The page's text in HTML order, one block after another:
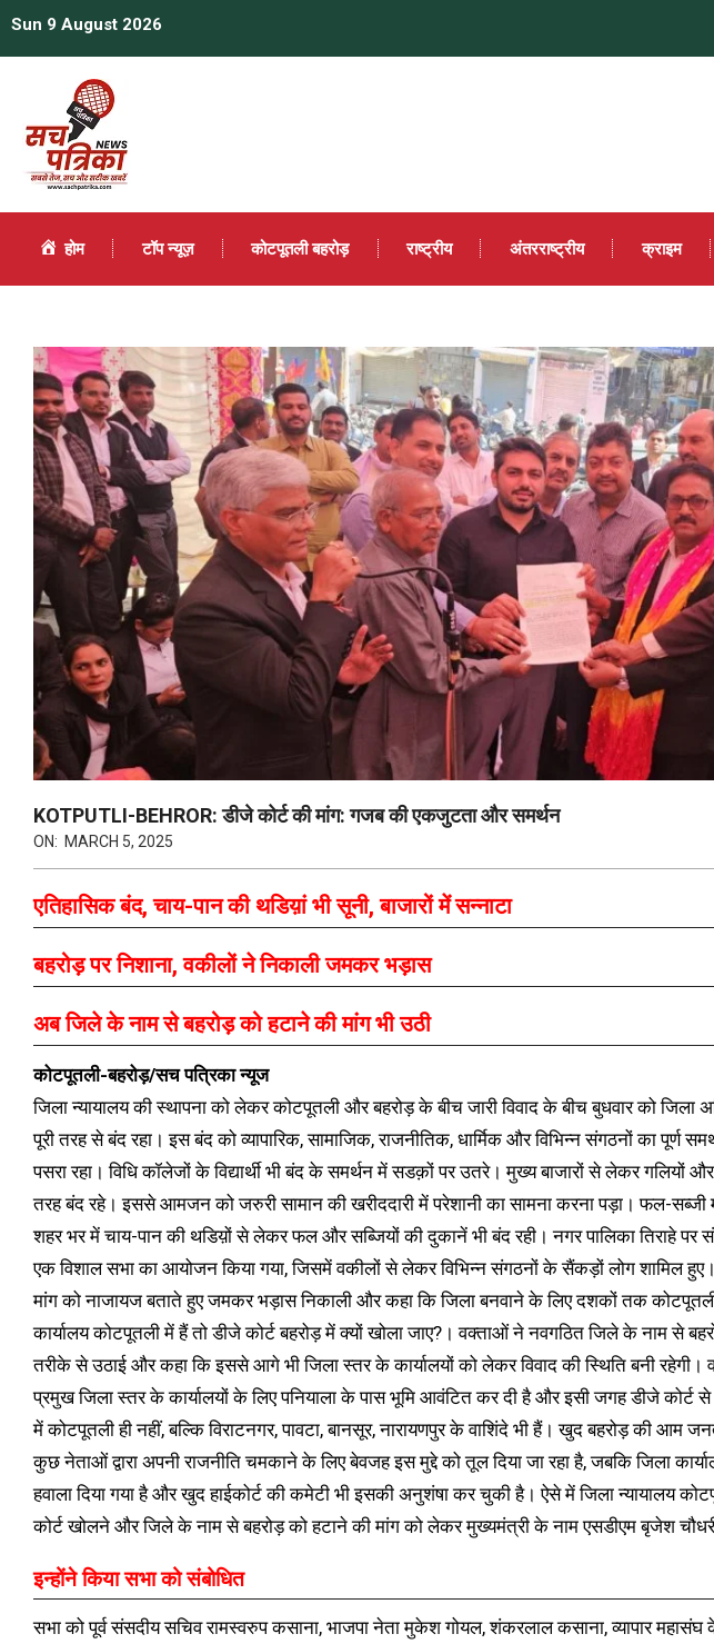
Sun 9 August 2026
होम टॉप न्यूज़ कोटपूतली बहरोड़ राष्ट्रीय अंतरराष्ट्रीय क्राइम
KOTPUTLI-BEHROR: डीजे कोर्ट की मांग: गजब की एकजुटता और समर्थन
ON: MARCH 5, 2025
एतिहासिक बंद, चाय-पान की थडिय़ां भी सूनी, बाजारों में सन्नाटा
बहरोड़ पर निशाना, वकीलों ने निकाली जमकर भड़ास
अब जिले के नाम से बहरोड़ को हटाने की मांग भी उठी
कोटपूतली-बहरोड़/सच पत्रिका न्यूज
जिला न्यायालय की स्थापना को लेकर कोटपूतली और बहरोड़ के बीच जारी विवाद के बीच बुधवार को
पूरी तरह से बंद रहा। इस बंद को व्यापारिक, सामाजिक, राजनीतिक, धार्मिक और विभिन्न संगठनों का पूर्ण
पसरा रहा। विधि कॉलेजों के विद्यार्थी भी बंद के समर्थन में सडक़ों पर उतरे। मुख्य बाजारों से लेकर गलियों और
तरह बंद रहे। इससे आमजन को जरुरी सामान की खरीददारी में परेशानी का सामना करना पड़ा। फल-
शहर भर में चाय-पान की थडिय़ों से लेकर फल और सब्जियों की दुकानें भी बंद रही। नगर पालिका तिराहे
एक विशाल सभा का आयोजन किया गया, जिसमें वकीलों से लेकर विभिन्न संगठनों के सैंकड़ों लोग शामिल हुए।
मांग को नाजायज बताते हुए जमकर भड़ास निकाली और कहा कि जिला बनवाने के लिए दशकों तक
कार्यालय कोटपूतली में हैं तो डीजे कोर्ट बहरोड़ में क्यों खोला जाए?। वक्ताओं ने नवगठित जिले के नाम से
तरीके से उठाई और कहा कि इससे आगे भी जिला स्तर के कार्यालयों को लेकर विवाद की स्थिति बनी
प्रमुख जिला स्तर के कार्यालयों के लिए पनियाला के पास भूमि आवंटित कर दी है और इसी जगह डीजे कोर्ट
में कोटपूतली ही नहीं, बल्कि विराटनगर, पावटा, बानसूर, नारायणपुर के वाशिंदे भी हैं। खुद बहरोड़ की आम
कुछ नेताओं द्वारा अपनी राजनीति चमकाने के लिए बेवजह इस मुद्दे को तूल दिया जा रहा है, जबकि जिला
हवाला दिया गया है और खुद हाईकोर्ट की कमेटी भी इसकी अनुशंषा कर चुकी है। ऐसे में जिला न्यायालय
कोर्ट खोलने और जिले के नाम से बहरोड़ को हटाने की मांग को लेकर मुख्यमंत्री के नाम एसडीएम बृजेश चौधरी
इन्होंने किया सभा को संबोधित
सभा को पूर्व संसदीय सचिव रामस्वरुप कसाना, भाजपा नेता मुकेश गोयल, शंकरलाल कसाना, व्यापार महासंघ